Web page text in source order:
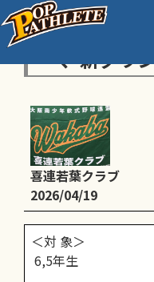
練習試合（A
～、新グラ
喜連若葉クラブ
2026/04/19
＜対 象＞
6,5年生